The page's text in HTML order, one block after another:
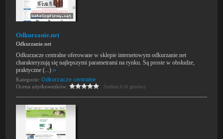
Odkurzanie.net
Odkurzanie.net
Odkurzacze centralne oferowane w sklepie internetowym odkurzanie.net
charakteryzują się najlepszymi parametrami na rynku. Są proste w obsłudze,
praktyczne (...)»
Kategorie:Odkurzacze centralne
Ocena użytkowników:
Średnia 0 (0 głosów)